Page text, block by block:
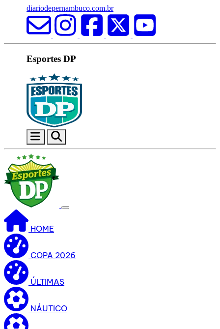
diariodepernambuco.com.br
Esportes DP
HOME
COPA 2026
ÚLTIMAS
NÁUTICO